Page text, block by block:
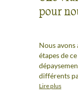
pour
Nous
étapes de
différents
Lire plus